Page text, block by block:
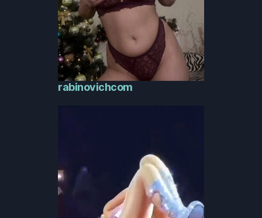
rabinovichcom